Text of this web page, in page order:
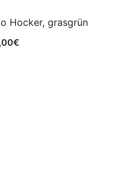
Hocker, grasgrün
€